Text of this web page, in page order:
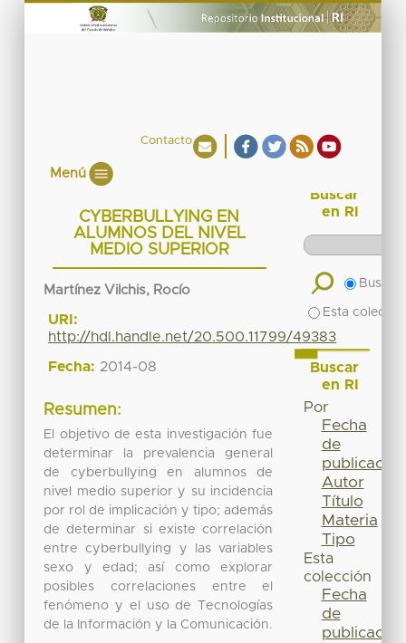
Contacto
Menú
CYBERBULLYING EN
ALUMNOS DEL NIVEL
MEDIO SUPERIOR
Martínez Vilchis, Rocío
URI:
http://hdl.handle.net/20.500.11799/49383
Fecha: 2014-08
Resumen:
El objetivo de esta investigación fue
determinar la prevalencia general
de cyberbullying en alumnos de
nivel medio superior y su incidencia
por rol de implicación y tipo; además
de determinar si existe correlación
entre cyberbullying y las variables
sexo y edad; así como explorar
posibles correlaciones entre el
fenómeno y el uso de Tecnologías
de la Información y la Comunicación.
Buscar
en RI
Buscar
Esta
Buscar
en RI
Por
Fecha
de
publicación
Autor
Título
Materia
Tipo
Esta
colección
Fecha
de
publicación